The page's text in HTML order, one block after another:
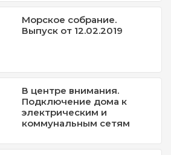
Морское собрание.
Выпуск от 12.02.2019
В центре внимания.
Подключение дома к
электрическим и
коммунальным сетям